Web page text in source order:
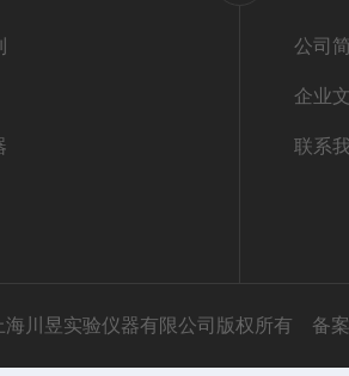
公司
企业
联系
海川昱实验仪器有限公司版权所有 备